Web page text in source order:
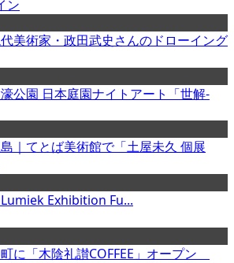
ン
美術家・政田武史さんのドローイング
公園 日本庭園ナイトアート「世解-
｜てとば美術館で「土屋未久 個展
Exhibition Fu...
に「木陰礼讃COFFEE」オープン